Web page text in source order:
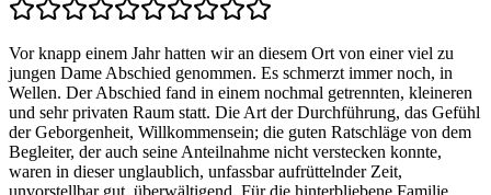
Vor knapp einem Jahr hatten wir an diesem Ort von einer viel zu
jungen Dame Abschied genommen. Es schmerzt immer noch, in
Wellen. Der Abschied fand in einem nochmal getrennten, kleineren
und sehr privaten Raum statt. Die Art der Durchführung, das Gefühl
der Geborgenheit, Willkommensein; die guten Ratschläge von dem
Begleiter, der auch seine Anteilnahme nicht verstecken konnte,
waren in dieser unglaublich, unfassbar aufrüttelnder Zeit,
unvorstellbar gut, überwältigend. Für die hinterbliebene Familie